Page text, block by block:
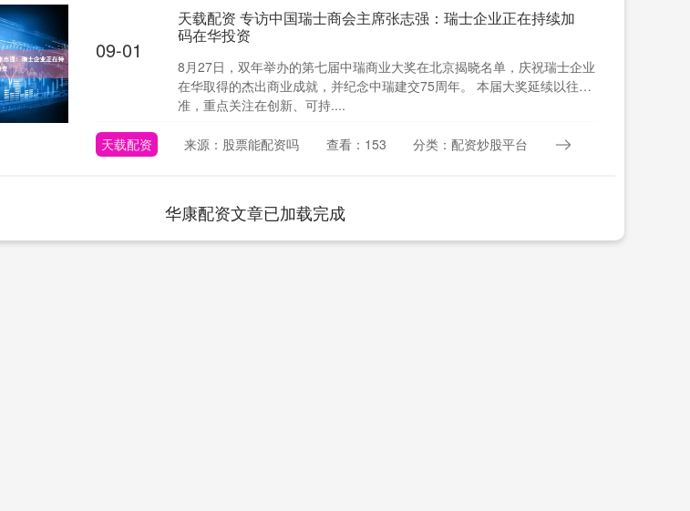
09-01
天载配资 专访中国瑞士商会主席张志强：瑞士企业正在持续加
码在华投资
8月27日，双年举办的第七届中瑞商业大奖在北京揭晓名单，庆祝瑞士企业
在华取得的杰出商业成就，并纪念中瑞建交75周年。 本届大奖延续以往标
准，重点关注在创新、可持....
天载配资 来源：股票能配资吗 查看：153 分类：配资炒股平台
华康配资文章已加载完成